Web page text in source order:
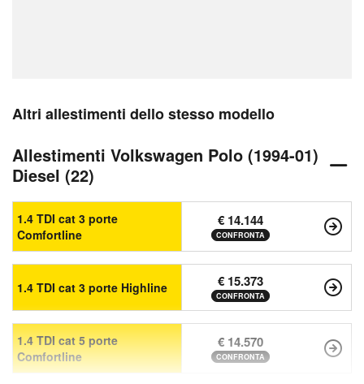
Altri allestimenti dello stesso modello
Allestimenti Volkswagen Polo (1994-01)
Diesel (22)
1.4 TDI cat 3 porte
Comfortline
€ 14.144
CONFRONTA
1.4 TDI cat 3 porte Highline € 15.373
CONFRONTA
1.4 TDI cat 5 porte
Comfortline
€ 14.570
CONFRONTA